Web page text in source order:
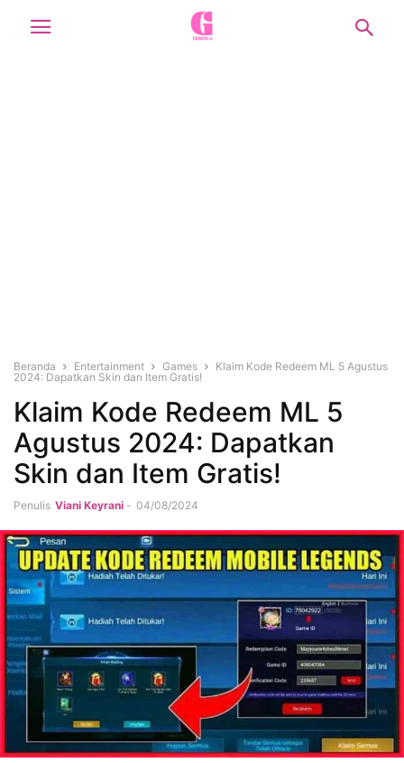
Beranda Entertainment Games
Klaim Kode Redeem ML 5 Agustus
2024: Dapatkan Skin dan Item Gratis!
Klaim Kode Redeem ML 5
Agustus 2024: Dapatkan
Skin dan Item Gratis!
Penulis Viani Keyrani - 04/08/2024